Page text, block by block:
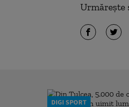
DIGI SPORT